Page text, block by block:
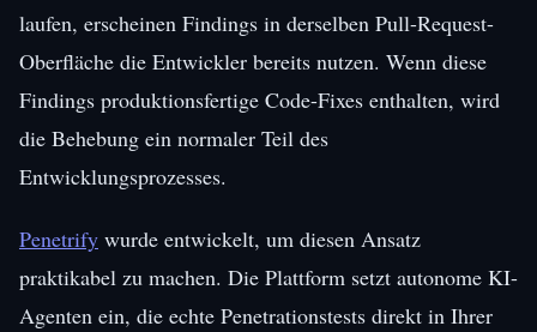
laufen, erscheinen Findings in derselben Pull-Request-
Oberfläche die Entwickler bereits nutzen. Wenn diese
Findings produktionsfertige Code-Fixes enthalten, wird
die Behebung ein normaler Teil des
Entwicklungsprozesses.
Penetrify wurde entwickelt, um diesen Ansatz
praktikabel zu machen. Die Plattform setzt autonome KI-
Agenten ein, die echte Penetrationstests direkt in Ihrer